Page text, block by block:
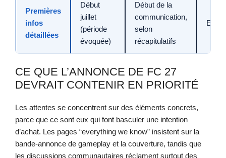
Premières
infos
détaillées
Début
juillet
(période
évoquée)
Début de la
communication,
selon
récapitulatifs
CE QUE L’ANNONCE DE FC 27
DEVRAIT CONTENIR EN PRIORITÉ
Les attentes se concentrent sur des éléments concrets,
parce que ce sont eux qui font basculer une intention
d’achat. Les pages “everything we know” insistent sur la
bande-annonce de gameplay et la couverture, tandis que
les discussions communautaires réclament surtout des